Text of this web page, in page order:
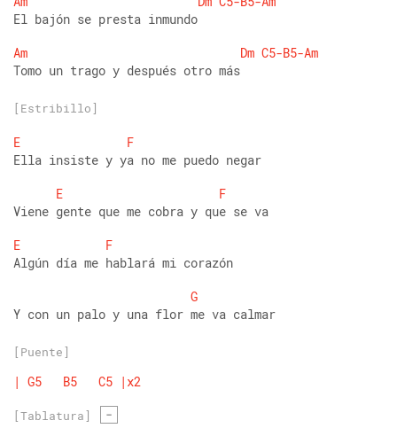
El bajón se presta inmundo
Am
Dm C5-B5-Am
Tomo un trago y después otro más
[Estribillo]
E
F
Ella insiste y ya no me puedo negar
E
F
Viene gente que me cobra y que se va
E
F
Algún día me hablará mi corazón
G
Y con un palo y una flor me va calmar
[Puente]
| G5 B5 C5 |x2
[Tablatura] -